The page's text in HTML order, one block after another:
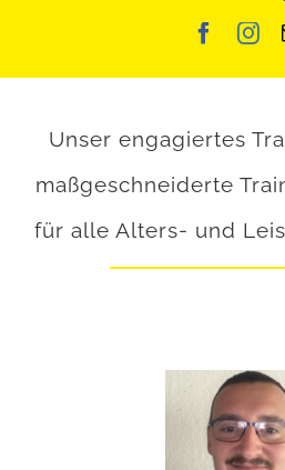
Unser engagiertes
maßgeschneiderte
für alle Alters- und